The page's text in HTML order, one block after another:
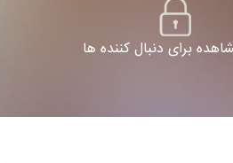
برای دنبال کننده ها